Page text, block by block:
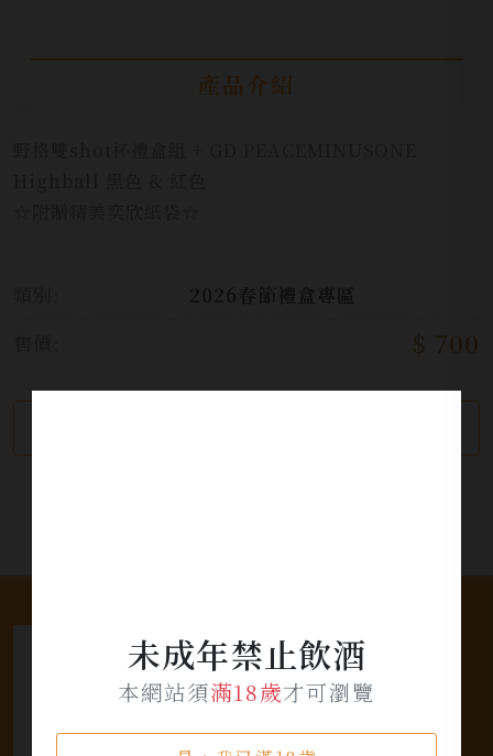
未成年禁止飲酒
本網站須滿18歲才可瀏覽
產品介紹